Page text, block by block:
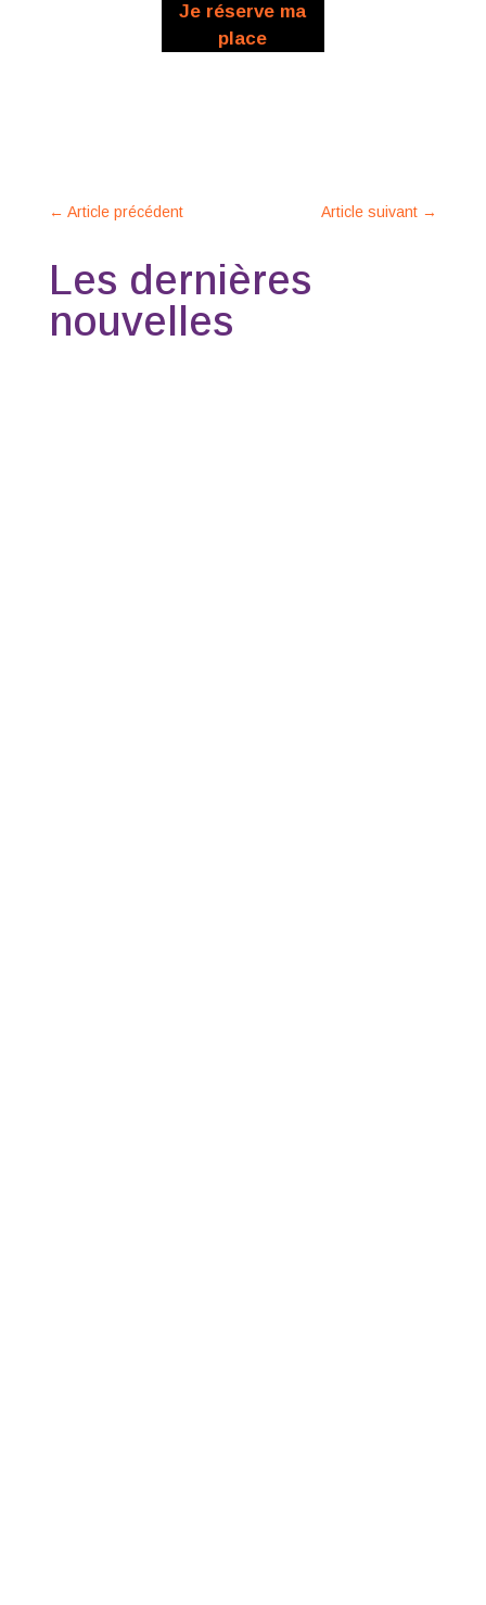
Je réserve ma
place
← Article précédent Article suivant →
Les dernières
nouvelles